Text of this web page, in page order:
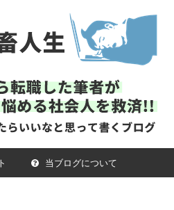
当ブログについて